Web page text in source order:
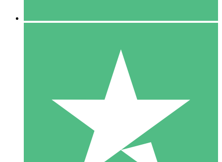
10 Downloads
20 00